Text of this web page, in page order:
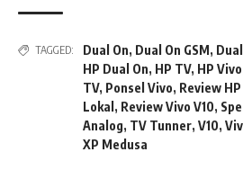
TAGGED: Dual On, Dual On GSM,
HP Dual On, HP TV, HP Vivo
TV, Ponsel Vivo, Review HP
Lokal , Review Vivo V10,
Analog, TV Tunner, V10,
XP Medusa